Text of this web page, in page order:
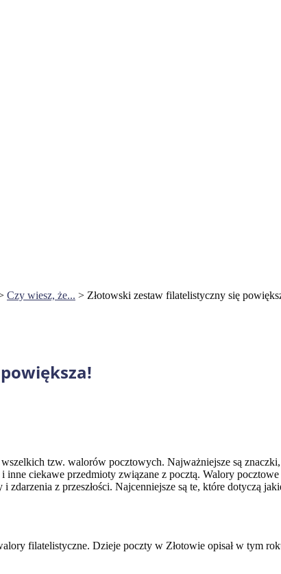
Czy wiesz, że... > Złotowski zestaw filatelistyczny się
tzw. walorów pocztowych. Najważniejsze są
ciekawe przedmioty związane z pocztą. Walory
z przeszłości. Najcenniejsze są te, które dotyczą
filatelistyczne. Dzieje poczty w Złotowie opisał w tym